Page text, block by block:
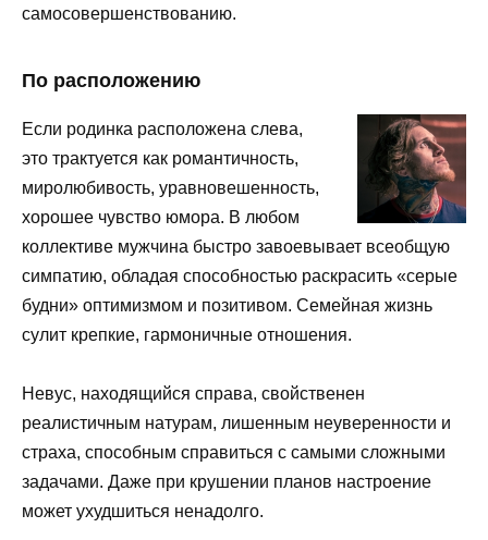
самосовершенствованию.
По расположению
Если родинка расположена слева,
это трактуется как романтичность,
миролюбивость, уравновешенность,
хорошее чувство юмора. В любом
коллективе мужчина быстро завоевывает всеобщую
симпатию, обладая способностью раскрасить «серые
будни» оптимизмом и позитивом. Семейная жизнь
сулит крепкие, гармоничные отношения.
Невус, находящийся справа, свойственен
реалистичным натурам, лишенным неуверенности и
страха, способным справиться с самыми сложными
задачами. Даже при крушении планов настроение
может ухудшиться ненадолго.